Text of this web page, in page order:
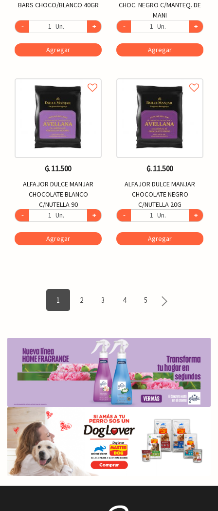
BARS CHOCO/BLANCO 40GR
- Un. +
Agregar
CHOC. NEGRO C/MANTEQ. DE
MANI
-
Un. +
Agregar
₲. 11.500
ALFAJOR DULCE MANJAR
CHOCOLATE BLANCO
C/NUTELLA 90
-
Un. +
Agregar
₲. 11.500
ALFAJOR DULCE MANJAR
CHOCOLATE NEGRO
C/NUTELLA 20G
-
Un. +
Agregar
1 2 3 4 5